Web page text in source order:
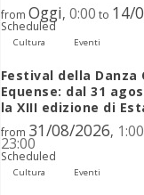
from Oggi, 0:00 to 14/
Scheduled
Cultura Eventi
Festival della Danza
Equense: dal 31
la XIII edizione di
from 31/08/2026, 1:00
23:00
Scheduled
Cultura Eventi